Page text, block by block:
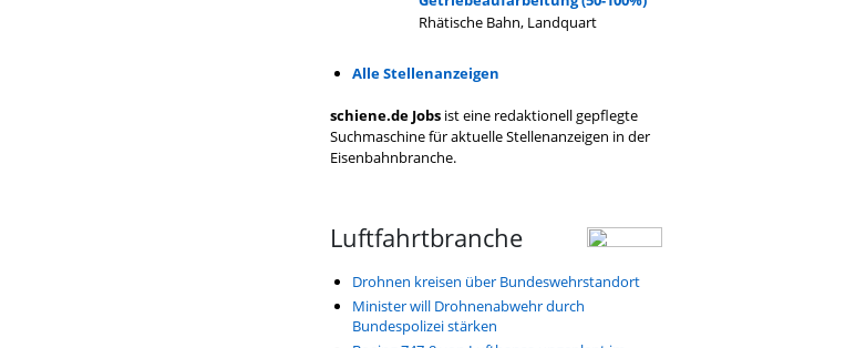
Rhätische Bahn, Landquart
Alle Stellenanzeigen
schiene.de Jobs ist eine redaktionell gepflegte
Suchmaschine für aktuelle Stellenanzeigen in der
Eisenbahnbranche.
Luftfahrtbranche
Drohnen kreisen über Bundeswehrstandort
Minister will Drohnenabwehr durch
Bundespolizei stärken